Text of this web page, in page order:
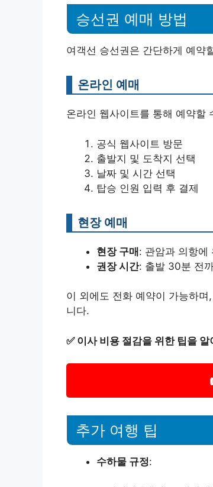
승선권 예매 방법
여객선 승선권은 간단하게 예약
온라인 예매
온라인 웹사이트를 통해 예약할
공식 웹사이트 방문
출발지 및 도착지 선택
날짜 및 시간 선택
탑승 인원 입력 후 결제
현장 예매
현장 구매: 관암과 의항에
권장 시간: 출발 30분 전
이 외에도 전화 예약이 가능하
니다.
✅ 이사 비용 절감을 위한 팁을 알
추가 여행 팁
수하물 규정: